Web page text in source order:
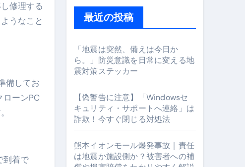
エット #筋トレ #美容 #健康 #雑学 #ナレーター #小林将大
修理する
うなこと
備してお
ローンPC
到着で
最近の投稿
「地震は突然、備えは今日か
ら。」防災意識を日常に変える地
震対策ステッカー
【偽警告に注意】「Windowsセ
キュリティ・サポートへ連絡」は
詐欺！今すぐ閉じる対処法
熊本イオンモール爆発事故｜責任
は地震か施設側か？被害者への補